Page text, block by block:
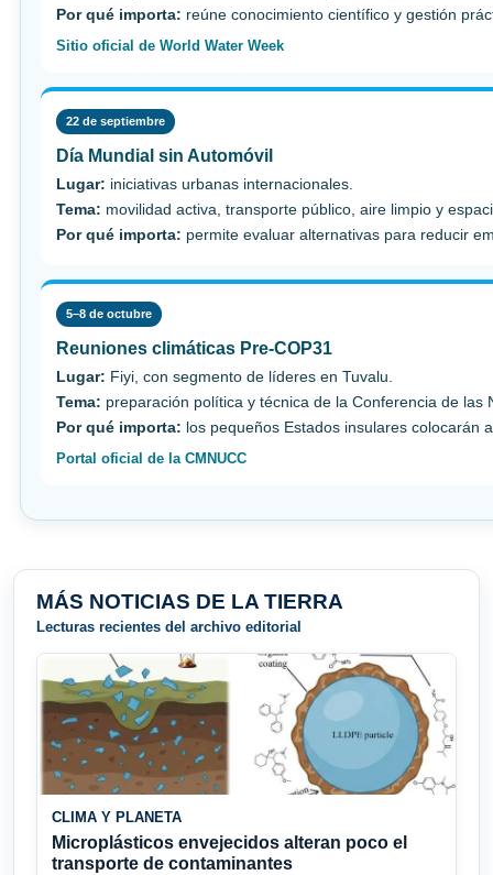
Por qué importa: reúne conocimiento científico y gestión
Sitio oficial de World Water Week
22 de septiembre
Día Mundial sin Automóvil
Lugar: iniciativas urbanas internacionales.
Tema: movilidad activa, transporte público, aire limpio y
Por qué importa: permite evaluar alternativas para reducir
5–8 de octubre
Reuniones climáticas Pre-COP31
Lugar: Fiyi, con segmento de líderes en Tuvalu.
Tema: preparación política y técnica de la Conferencia de las
Por qué importa: los pequeños Estados insulares colocarán
Portal oficial de la CMNUCC
MÁS NOTICIAS DE LA TIERRA
Lecturas recientes del archivo editorial
CLIMA Y PLANETA
Microplásticos envejecidos alteran poco el
transporte de contaminantes